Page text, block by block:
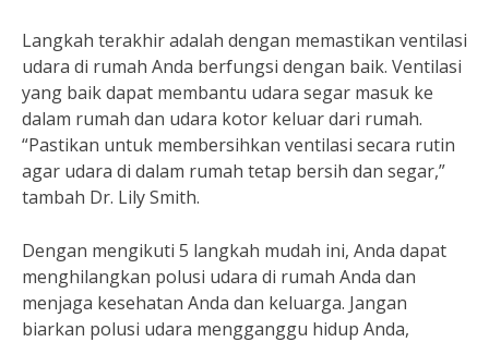
Langkah terakhir adalah dengan memastikan ventilasi
udara di rumah Anda berfungsi dengan baik. Ventilasi
yang baik dapat membantu udara segar masuk ke
dalam rumah dan udara kotor keluar dari rumah.
“Pastikan untuk membersihkan ventilasi secara rutin
agar udara di dalam rumah tetap bersih dan segar,”
tambah Dr. Lily Smith.
Dengan mengikuti 5 langkah mudah ini, Anda dapat
menghilangkan polusi udara di rumah Anda dan
menjaga kesehatan Anda dan keluarga. Jangan
biarkan polusi udara mengganggu hidup Anda,